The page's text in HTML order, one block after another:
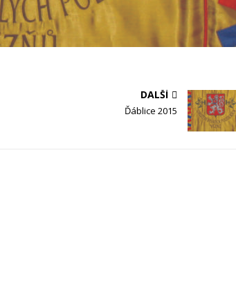
DALŠÍ
Ďáblice 2015